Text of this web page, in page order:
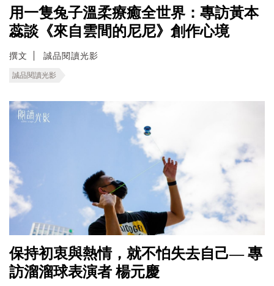
用一隻兔子溫柔療癒全世界：專訪黃本
蕊談《來自雲間的尼尼》創作心境
撰文 誠品閱讀光影
誠品閱讀光影
保持初衷與熱情，就不怕失去自己— 專
訪溜溜球表演者 楊元慶